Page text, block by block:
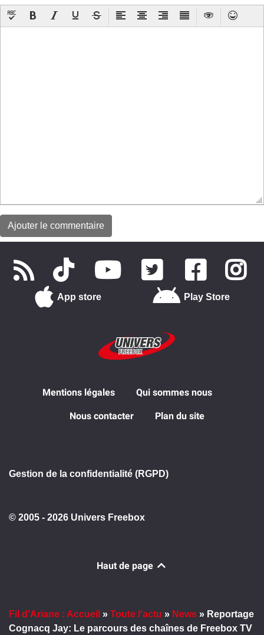
App store Play Store
Mentions légales Qui sommes nous
Nous contacter Plan du site
Gestion de la confidentialité (RGPD)
© 2005 - 2026 Univers Freebox
Haut de page
Fil d'Ariane : Accueil » Toute l'actu » News » Reportage
Cognacq Jay: Le parcours des chaînes de Freebox TV